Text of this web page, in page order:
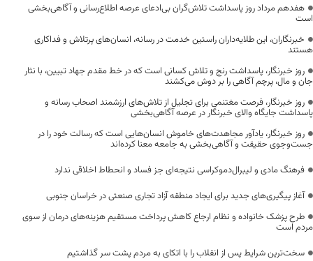
هفدهم مرداد روز پاسداشت تلاش‌گران بی‌ادعای عرصه اطلاع‌رسانی و آگاهی‌بخشی
است
خبرنگاران، این طلایه‌داران راستین خدمت در رسانه، انسان‌های پرتلاش و فداکاری
هستند
روز خبرنگار، پاسداشت رنج و تلاش کسانی است که در خط مقدم جهاد تبیین، با نثار
جان و مال، پرچم آگاهی را بر دوش می‌کشند
روز خبرنگار، فرصت مغتنمی برای تجلیل از تلاش‌های ارزشمند اصحاب رسانه و
پاسداشت جایگاه والای خبرنگار در عرصه آگاهی‌بخشی
روز خبرنگار، یادآور مجاهدت‌های خاموش انسان‌هایی است که رسالت خود را در
جست‌وجوی حقیقت و آگاهی‌بخشی به جامعه معنا کرده‌اند
فرهنگ مادی و لیبرال‌دموکراسی نتیجه‌ای جز فساد و انحطاط اخلاقی ندارد
آغاز پیگیری‌های جدید برای ایجاد منطقه آزاد تجاری صنعتی در خراسان جنوبی
طرح پزشک خانواده و نظام ارجاع کاهش پرداخت مستقیم هزینه‌های درمان از سوی
مردم است
سخت‌ترین شرایط پس از انقلاب را با اتکای به مردم پشت سر گذاشتیم